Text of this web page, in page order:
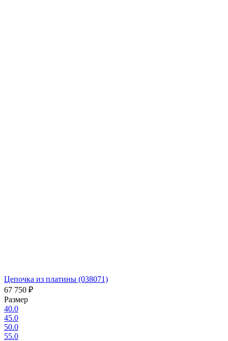
Цепочка из платины (038071)
67 750 ₽
Размер
40.0
45.0
50.0
55.0